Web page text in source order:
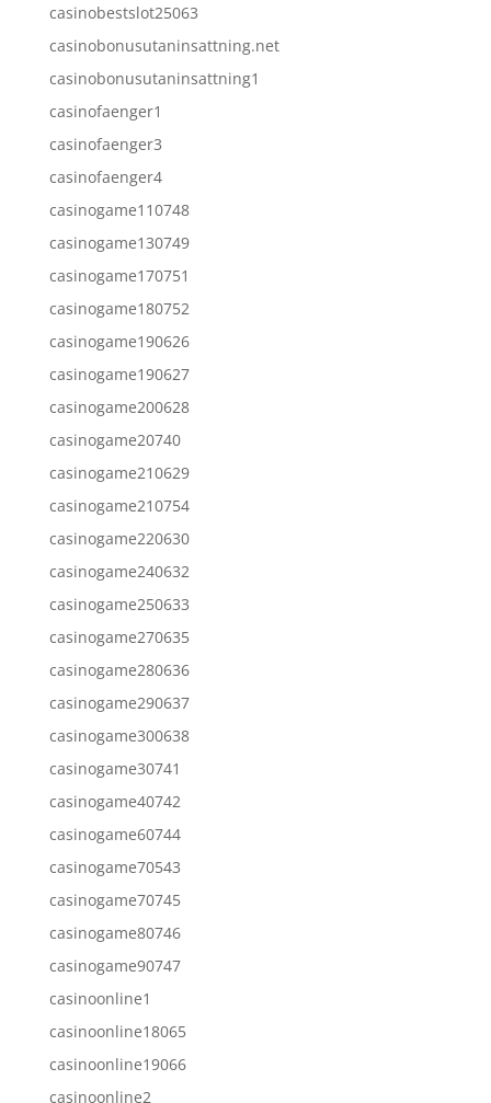
casinobestslot25063
casinobonusutaninsattning.net
casinobonusutaninsattning1
casinofaenger1
casinofaenger3
casinofaenger4
casinogame110748
casinogame130749
casinogame170751
casinogame180752
casinogame190626
casinogame190627
casinogame200628
casinogame20740
casinogame210629
casinogame210754
casinogame220630
casinogame240632
casinogame250633
casinogame270635
casinogame280636
casinogame290637
casinogame300638
casinogame30741
casinogame40742
casinogame60744
casinogame70543
casinogame70745
casinogame80746
casinogame90747
casinoonline1
casinoonline18065
casinoonline19066
casinoonline2